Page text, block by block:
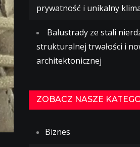
prywatność i unikalny
Balustrady ze stali
strukturalnej trwałości i
architektonicznej
ZOBACZ NASZE
Biznes